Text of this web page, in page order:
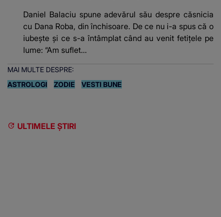
Daniel Balaciu spune adevărul său despre căsnicia
cu Dana Roba, din închisoare. De ce nu i-a spus că o
iubește și ce s-a întâmplat când au venit fetițele pe
lume: “Am suflet...
MAI MULTE DESPRE:
ASTROLOGI
ZODIE VESTI BUNE
ULTIMELE ȘTIRI